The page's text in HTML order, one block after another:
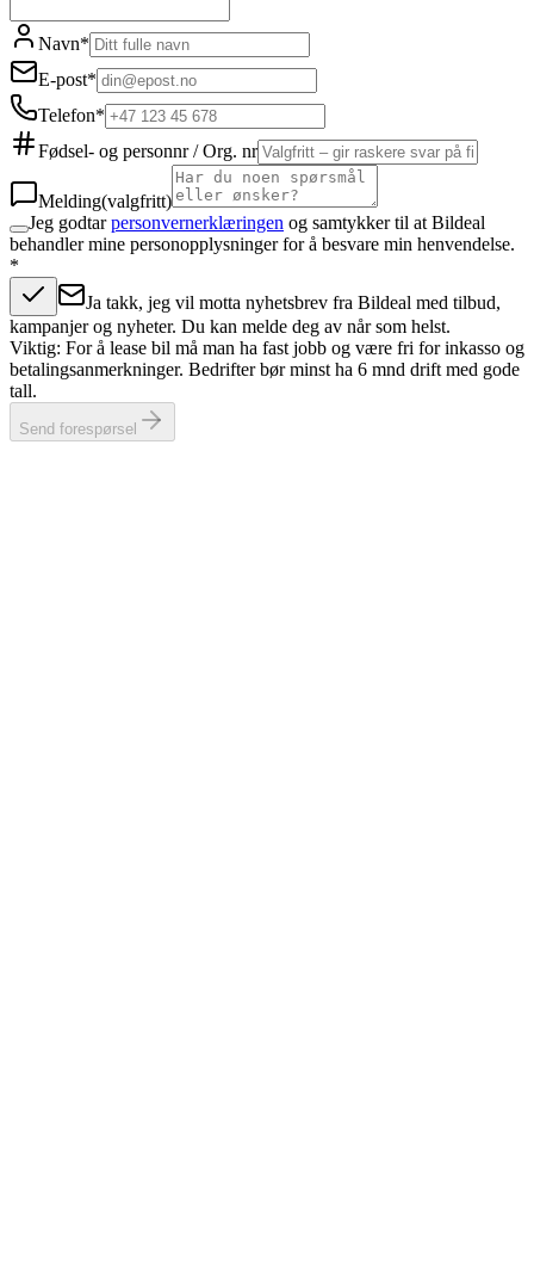
Navn*
E-post*
Telefon*
Fødsel- og personnr / Org. nr
Melding(valgfritt)
Jeg godtar personvernerklæringen og samtykker til at Bildeal
behandler mine personopplysninger for å besvare min henvendelse.
*
Ja takk, jeg vil motta nyhetsbrev fra Bildeal med tilbud,
kampanjer og nyheter. Du kan melde deg av når som helst.
Viktig: For å lease bil må man ha fast jobb og være fri for inkasso og
betalingsanmerkninger. Bedrifter bør minst ha 6 mnd drift med gode
tall.
Send forespørsel